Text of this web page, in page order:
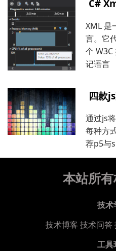
C#
XML 是
言。它
个
记语言
四款
通过js
每种方
荐p5与
本站所
技术
技术博客 技术问答
工具